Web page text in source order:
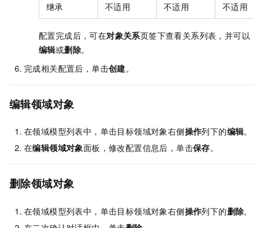
继承 不适用 不适用 不适用
配置完成后，可在对象关系页签下查看关系列表，并可以
编辑或删除。
完成相关配置后，单击创建。
编辑领域对象
在领域模型列表中，单击目标领域对象右侧操作列下的编辑。
在编辑领域对象面板，修改配置信息后，单击保存。
删除领域对象
在领域模型列表中，单击目标领域对象右侧操作列下的删除。